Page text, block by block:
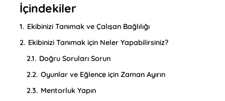
İçindekiler
1. Ekibinizi Tanımak ve Çalışan Bağlılığı
2. Ekibinizi Tanımak için Neler Yapabilirsiniz?
2.1. Doğru Soruları Sorun
2.2. Oyunlar ve Eğlence için Zaman Ayırın
2.3. Mentorluk Yapın